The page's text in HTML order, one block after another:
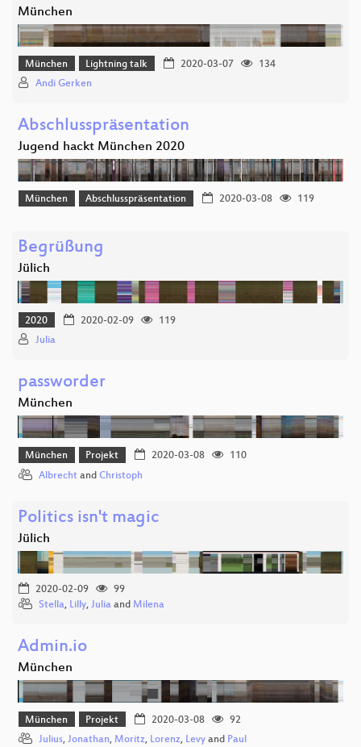
München
München Lightning talk 2020-03-07
134
Andi Gerken
Abschlusspräsentation
Jugend hackt München 2020
München Abschlusspräsentation 2020-03-08 119
Begrüßung
Jülich
2020 2020-02-09
119
Julia
passworder
München
München Projekt 2020-03-08
110
Albrecht and Christoph
Politics isn't magic
Jülich
2020-02-09
99
Stella, Lilly, Julia and Milena
Admin.io
München
München Projekt 2020-03-08
92
Julius, Jonathan, Moritz, Lorenz, Levy and Paul